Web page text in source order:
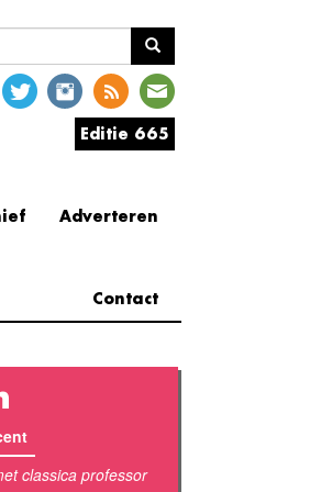
Editie 665
Adverteren
Contact
classica professor